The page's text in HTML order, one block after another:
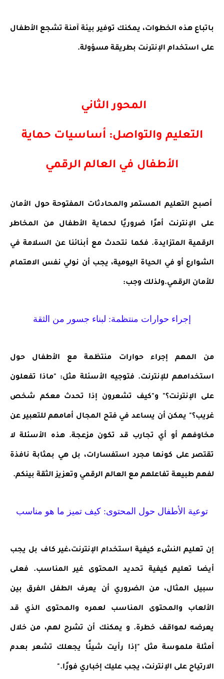
باتباع هذه الخطوات، يمكنك توفير بيئة آمنة تشجع الأطفال
على استخدام الإنترنت بطريقة مسؤولة.
المحور الثاني
التعليم والتواصل: أساسيات حماية
الأطفال في العالم الرقمي
أصبح التعليم المستمر والمحادثات المفتوحة حول الأمان
على الإنترنت أمرًا ضروريًا لحماية الأطفال من المخاطر
الرقمية المتزايدة. فكما نتحدث مع أبنائنا عن السلامة في
الشوارع أو في الحياة اليومية، يجب أن نولي نفس الاهتمام
للأمان الرقمي.ولذلك وجب:
إجراء حوارات منتظمة: لبناء جسور من الثقة
من المهم إجراء حوارات منتظمة مع الأطفال حول
استخدامهم للإنترنت. فتوجيه الأسئلة مثل: "ماذا تفعلون
على الإنترنت؟" و"كيف تشعرون إذا تحدث معكم شخص
غريب؟" يمكن أن يساعد في فتح المجال أمامهم للتعبير عن
مخاوفهم أو أي تجارب قد تكون مزعجة. هذه الأسئلة لا
تقتصر على كونها مجرد استفسارات، بل هي بمثابة نافذة
لفهم طبيعة تفاعلهم مع العالم الرقمي وتعزيز الثقة بينكم.
توعية الأطفال حول المحتوى: كيف تميز ما هو مناسب
إن تعليم النشء كيفية استخدام الإنترنت،غير كاف بل يجب
أيضا تعليم كيفية تحديد المحتوى غير المناسب. فعلى
سبيل المثال، من الضروري أن يعرف الطفل الفرق بين
الألعاب والمحتوى المناسب لعمره والمحتوى الذي قد
يعرضه لمواقف خطرة. و يمكنك أن تشرح لهم، من خلال
أمثلة ملموسة مثل "إذا رأيت شيئًا يجعلك تشعر بعدم
الارتياح على الإنترنت، يجب عليك إخباري فورًا."